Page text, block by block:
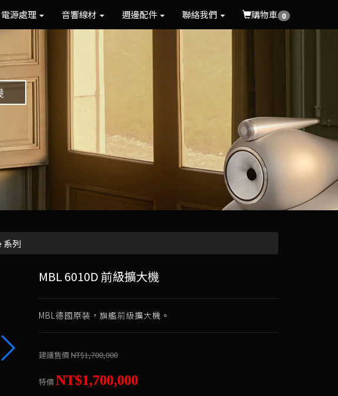
電源處理 音響線材 週邊配件 聯絡我們 購物車 0
系列
MBL 6010D 前級擴大機
MBL德國原裝，旗艦前級擴大機。
建議售價NT$1,700,000
特價NT$1,700,000